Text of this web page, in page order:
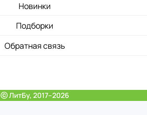
Новинки
Подборки
Обратная связь
ⓒ ЛитБу, 2017–2026